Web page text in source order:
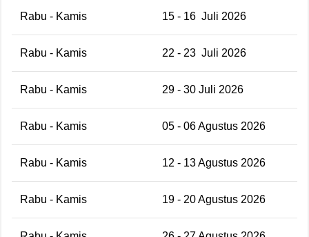
Rabu - Kamis 15 - 16 Juli 2026
Rabu - Kamis 22 - 23 Juli 2026
Rabu - Kamis 29 - 30 Juli 2026
Rabu - Kamis 05 - 06 Agustus 2026
Rabu - Kamis 12 - 13 Agustus 2026
Rabu - Kamis 19 - 20 Agustus 2026